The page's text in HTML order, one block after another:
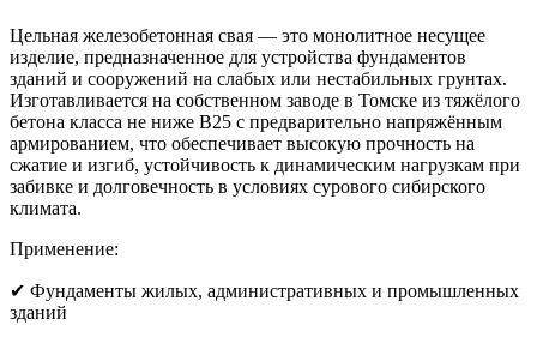
Цельная железобетонная свая — это монолитное несущее
изделие, предназначенное для устройства фундаментов
зданий и сооружений на слабых или нестабильных грунтах.
Изготавливается на собственном заводе в Томске из тяжёлого
бетона класса не ниже B25 с предварительно напряжённым
армированием, что обеспечивает высокую прочность на
сжатие и изгиб, устойчивость к динамическим нагрузкам при
забивке и долговечность в условиях сурового сибирского
климата.
Применение:
✔ Фундаменты жилых, административных и промышленных
зданий